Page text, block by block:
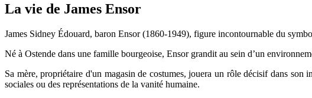
La vie de James Ensor
James Sidney Édouard, baron Ensor (1860-1949), figure incontournable du
Né à Ostende dans une famille bourgeoise, Ensor grandit au sein d’un
Sa mère, propriétaire d'un magasin de costumes, jouera un rôle décisif dans son
sociales ou des représentations de la vanité humaine.